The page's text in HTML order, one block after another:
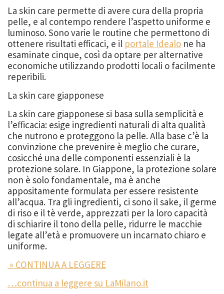
La skin care permette di avere cura della propria
pelle, e al contempo rendere l’aspetto uniforme e
luminoso. Sono varie le routine che permettono di
ottenere risultati efficaci, e il portale Idealo ne ha
esaminate cinque, così da optare per alternative
economiche utilizzando prodotti locali o facilmente
reperibili.
La skin care giapponese
La skin care giapponese si basa sulla semplicità e
l’efficacia: esige ingredienti naturali di alta qualità
che nutrono e proteggono la pelle. Alla base c’è la
convinzione che prevenire è meglio che curare,
cosicché una delle componenti essenziali è la
protezione solare. In Giappone, la protezione solare
non è solo fondamentale, ma è anche
appositamente formulata per essere resistente
all’acqua. Tra gli ingredienti, ci sono il sake, il germe
di riso e il tè verde, apprezzati per la loro capacità
di schiarire il tono della pelle, ridurre le macchie
legate all’età e promuovere un incarnato chiaro e
uniforme.
» CONTINUA A LEGGERE
…continua a leggere su LaMilano.it